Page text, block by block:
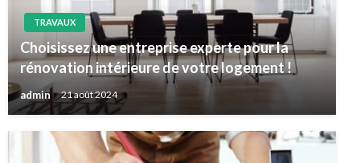
TRAVAUX
Choisissez une entreprise experte pour la
rénovation intérieure de votre logement !
admin 21 août 2024